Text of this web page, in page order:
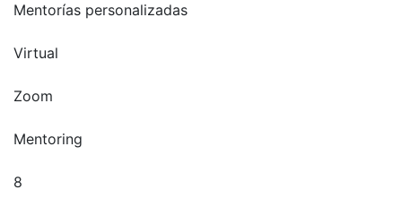
Mentorías personalizadas
Virtual
Zoom
Mentoring
8